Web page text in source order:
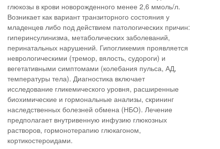
глюкозы в крови новорожденного менее 2,6 ммоль/л.
Возникает как вариант транзиторного состояния у
младенцев либо под действием патологических причин:
гиперинсулинизма, метаболических заболеваний,
перинатальных нарушений. Гипогликемия проявляется
неврологическими (тремор, вялость, судороги) и
вегетативными симптомами (колебания пульса, АД,
температуры тела). Диагностика включает
исследование гликемического уровня, расширенные
биохимические и гормональные анализы, скрининг
наследственных болезней обмена (НБО). Лечение
предполагает внутривенную инфузию глюкозных
растворов, гормонотерапию глюкагоном,
кортикостероидами.